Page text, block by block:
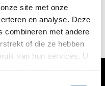
site met onze
en analyse. Deze
combineren met andere
of die ze hebben
van hun services. U